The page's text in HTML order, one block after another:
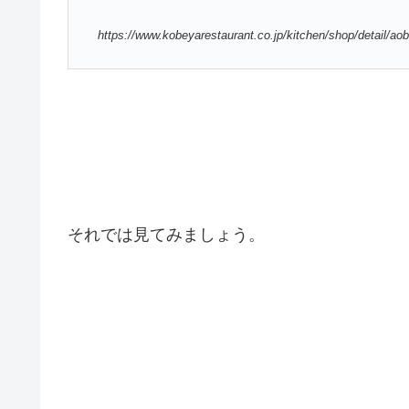
https://www.kobeyarestaurant.co.jp/kitchen/shop/detail/
それでは見てみましょう。